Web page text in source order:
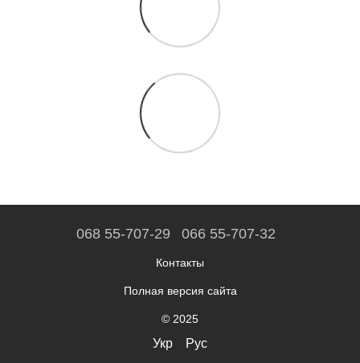
068 55-707-29 066 55-707-32
Контакты
Полная версия сайта
© 2025
Укр Рус